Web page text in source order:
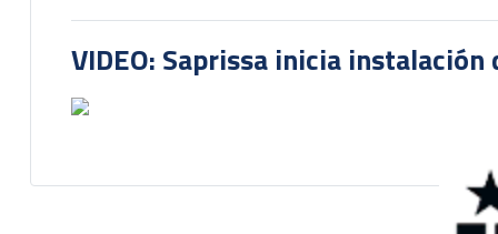
VIDEO: Saprissa inicia